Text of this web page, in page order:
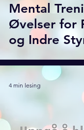
Mental
Øvelser for
og Indre
4 min lesing